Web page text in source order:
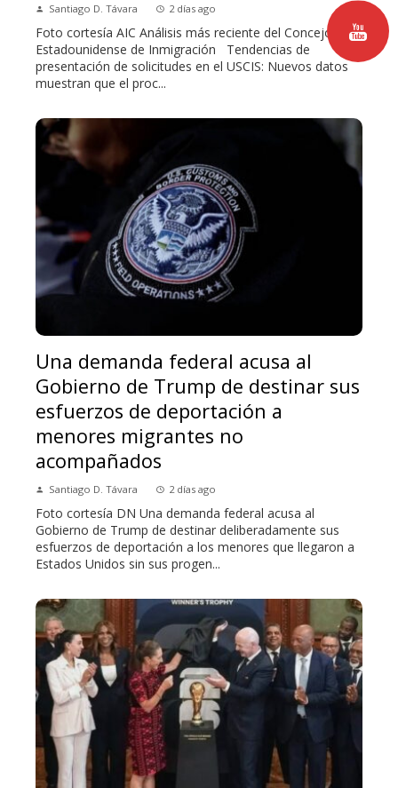
Santiago D. Távara 2 días ago
Foto cortesía AIC Análisis más reciente del Concejo
Estadounidense de Inmigración Tendencias de
presentación de solicitudes en el USCIS: Nuevos datos
muestran que el proc...
Una demanda federal acusa al
Gobierno de Trump de destinar sus
esfuerzos de deportación a
menores migrantes no
acompañados
Santiago D. Távara 2 días ago
Foto cortesía DN Una demanda federal acusa al
Gobierno de Trump de destinar deliberadamente sus
esfuerzos de deportación a los menores que llegaron a
Estados Unidos sin sus progen...